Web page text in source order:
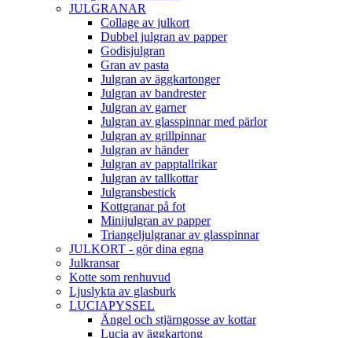
JULGRANAR
Collage av julkort
Dubbel julgran av papper
Godisjulgran
Gran av pasta
Julgran av äggkartonger
Julgran av bandrester
Julgran av garner
Julgran av glasspinnar med pärlor
Julgran av grillpinnar
Julgran av händer
Julgran av papptallrikar
Julgran av tallkottar
Julgransbestick
Kottgranar på fot
Minijulgran av papper
Triangeljulgranar av glasspinnar
JULKORT - gör dina egna
Julkransar
Kotte som renhuvud
Ljuslykta av glasburk
LUCIAPYSSEL
Ängel och stjärngosse av kottar
Lucia av äggkartong